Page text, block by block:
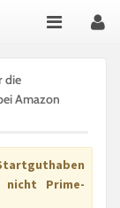
die
Amazon
Prime-